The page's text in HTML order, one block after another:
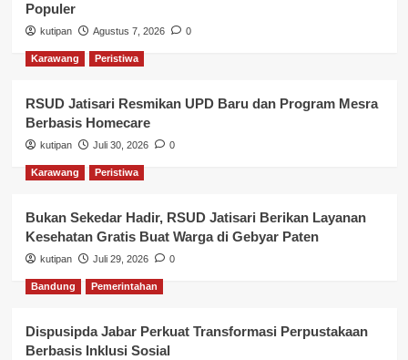
Populer
kutipan Agustus 7, 2026 0
Karawang Peristiwa
RSUD Jatisari Resmikan UPD Baru dan Program Mesra
Berbasis Homecare
kutipan Juli 30, 2026 0
Karawang Peristiwa
Bukan Sekedar Hadir, RSUD Jatisari Berikan Layanan
Kesehatan Gratis Buat Warga di Gebyar Paten
kutipan Juli 29, 2026 0
Bandung Pemerintahan
Dispusipda Jabar Perkuat Transformasi Perpustakaan
Berbasis Inklusi Sosial